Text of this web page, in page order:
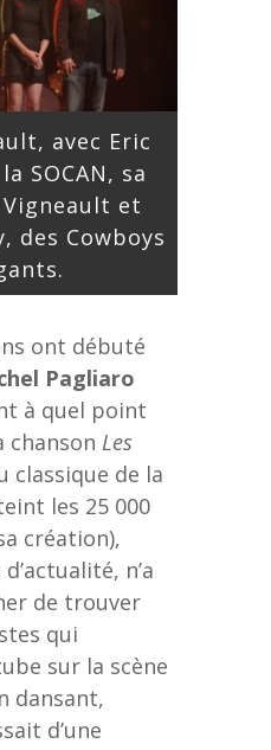
avec Eric
SOCAN, sa
et
des Cowboys
ont débuté
Pagliaro
à quel point
chanson Les
classique de la
les 25 000
création),
n’a
de trouver
qui
sur la scène
dansant,
d’une